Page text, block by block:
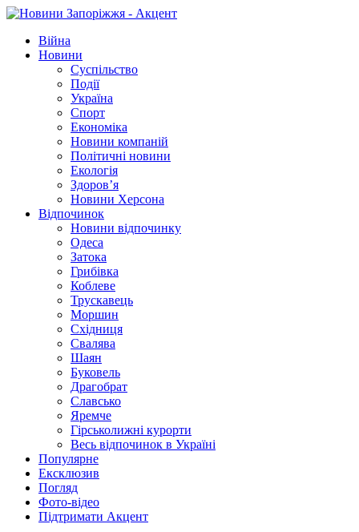
Війна
Новини
Суспільство
Події
Україна
Спорт
Економіка
Новини компаній
Політичні новини
Екологія
Здоров’я
Новини Херсона
Відпочинок
Новини відпочинку
Одеса
Затока
Грибівка
Коблеве
Трускавець
Моршин
Східниця
Свалява
Шаян
Буковель
Драгобрат
Славсько
Яремче
Гірськолижні курорти
Весь відпочинок в Україні
Популярне
Ексклюзив
Погляд
Фото-відео
Підтримати Акцент